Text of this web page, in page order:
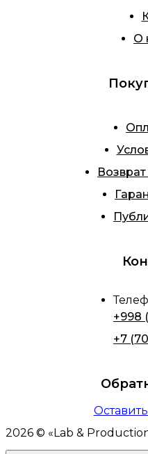
О
+998
+7
2026 © « Lab &